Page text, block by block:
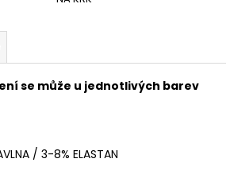
se může u jednotlivých barev
/ 3-8% ELASTAN